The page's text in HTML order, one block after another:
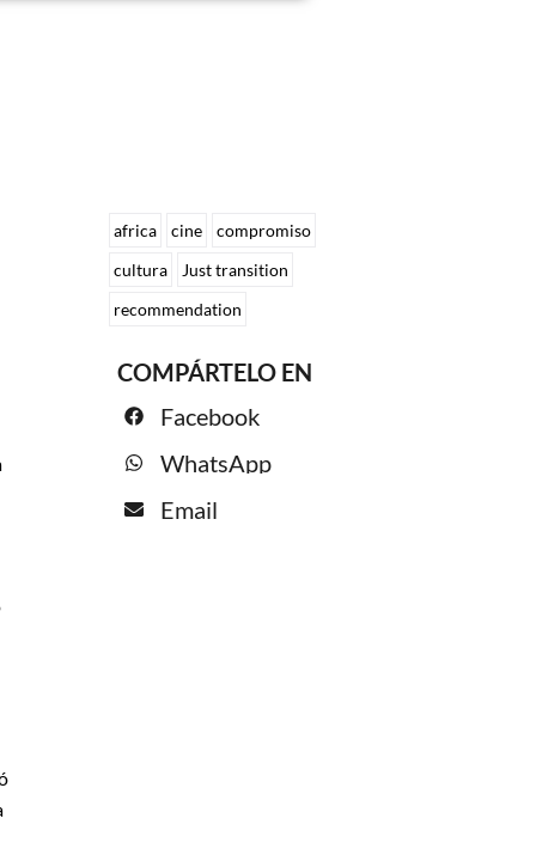
africa cine
compromiso
cultura
Just transition
recommendation
COMPÁRTELO EN
Facebook
WhatsApp
Email